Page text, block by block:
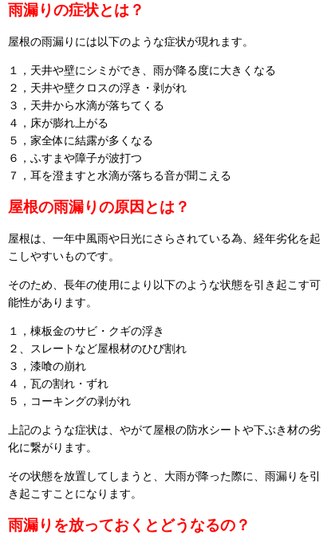
雨漏りの症状とは？
屋根の雨漏りには以下のような症状が現れます。
１，天井や壁にシミができ、雨が降る度に大きくなる
２，天井や壁クロスの浮き・剥がれ
３，天井から水滴が落ちてくる
４，床が膨れ上がる
５，家全体に結露が多くなる
６，ふすまや障子が波打つ
７，耳を澄ますと水滴が落ちる音が聞こえる
屋根の雨漏りの原因とは？
屋根は、一年中風雨や日光にさらされている為、経年劣化を起
こしやすいものです。
そのため、長年の使用により以下のような状態を引き起こす可
能性があります。
１，棟板金のサビ・クギの浮き
２、スレートなど屋根材のひび割れ
３，漆喰の崩れ
４，瓦の割れ・ずれ
５，コーキングの剥がれ
上記のような症状は、やがて屋根の防水シートや下ぶき材の劣
化に繋がります。
その状態を放置してしまうと、大雨が降った際に、雨漏りを引
き起こすことになります。
雨漏りを放っておくとどうなるの？